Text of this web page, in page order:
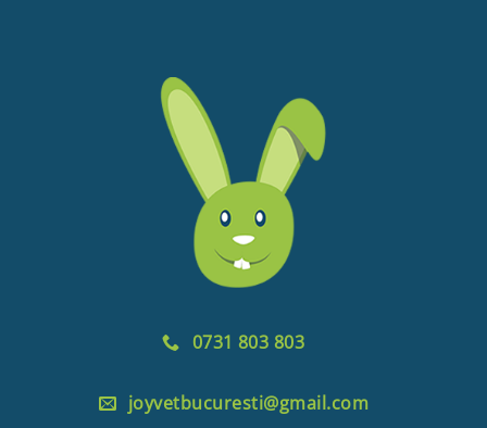
0731 803 803
joyvetbucuresti@gmail.com